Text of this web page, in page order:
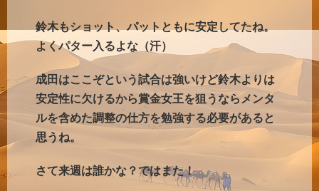
鈴木もショット、パットともに安定してたね。
よくパター入るよな（汗）
成田はここぞという試合は強いけど鈴木よりは
安定性に欠けるから賞金女王を狙うならメンタ
ルを含めた調整の仕方を勉強する必要があると
思うね。
さて来週は誰かな？ではまた！